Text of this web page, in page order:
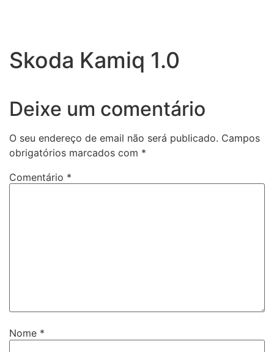
Skoda Kamiq 1.0
Deixe um comentário
O seu endereço de email não será publicado. Campos
obrigatórios marcados com *
Comentário *
Nome *